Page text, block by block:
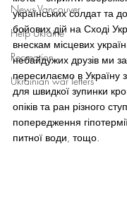
News Vancouver
Help Ukraine
Recreation
Ukrainian war letters
українських солдат та
бойових дій на Сході
внескам місцевих
небайдужих друзів ми
пересилаємо в Україну
для швидкої зупинки
опіків та ран різного
попередження
питної води, тощо.